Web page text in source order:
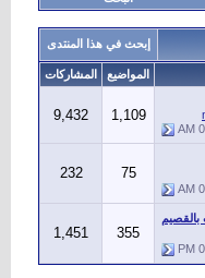
إبحث في هذا المنتدى
المواضيع المشاركات
1,109
9,432
75
232
355
1,451